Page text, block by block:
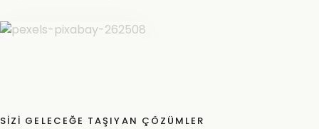
SIZI GELECEĞE TAŞIYAN ÇÖZÜMLER